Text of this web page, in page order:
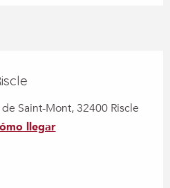
Saint-Mont, 32400 Riscle
llegar